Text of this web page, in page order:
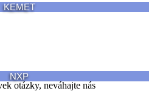
KEMET
NXP
otázky, neváhajte nás